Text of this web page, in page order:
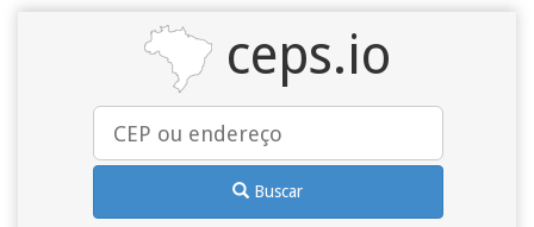
ceps.io
Buscar